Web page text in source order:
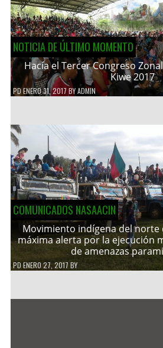
NOTICIA DE ÚLTIMO MOMENTO
Hacía el Tercer Congreso
Kiwe 2017
PDENERO 31, 2017 BYADMIN
COMUNICADOS NASAACIN
Movimiento indígena del norte
máxima alerta por la ejecución
de amenazas
PDENERO 27, 2017 BY